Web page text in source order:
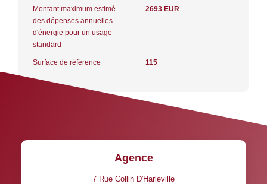
Montant maximum estimé
des dépenses annuelles
d'énergie pour un usage
standard
2693 EUR
Surface de référence 115
Agence
7 Rue Collin D'Harleville